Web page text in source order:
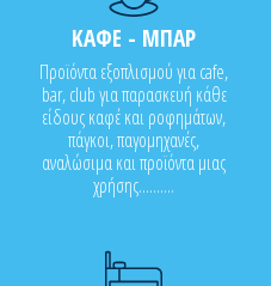
ΚΑΦΕ - ΜΠΑΡ
Προϊόντα εξοπλισμού για cafe,
bar, club για παρασκευή κάθε
είδους καφέ και ροφημάτων,
πάγκοι, παγομηχανές,
αναλώσιμα και προϊόντα μιας
χρήσης..........